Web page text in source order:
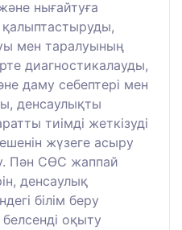
нығайтуға
мен таралуының
диагностикалауды,
даму себептері мен
денсаулықты
тиімді жеткізуді
жүзеге асыру
Пән СӨС жаппай
денсаулық
білім беру
оқыту